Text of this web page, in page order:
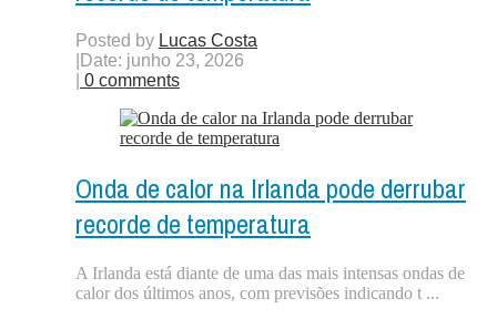
Posted by Lucas Costa
Date: junho 23, 2026
0 comments
Onda de calor na Irlanda pode derrubar
recorde de temperatura
A Irlanda está diante de uma das mais intensas ondas de
calor dos últimos anos, com previsões indicando t ...